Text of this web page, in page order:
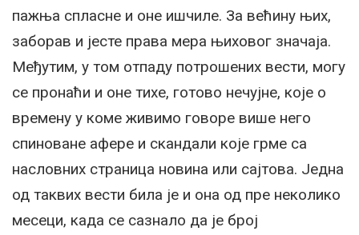
пажња спласне и оне ишчиле. За већину њих,
заборав и јесте права мера њиховог значаја.
Међутим, у том отпаду потрошених вести, могу
се пронаћи и оне тихе, готово нечујне, које о
времену у коме живимо говоре више него
спиноване афере и скандали које грме са
насловних страница новина или сајтова. Једна
од таквих вести била је и она од пре неколико
месеци, када се сазнало да је број